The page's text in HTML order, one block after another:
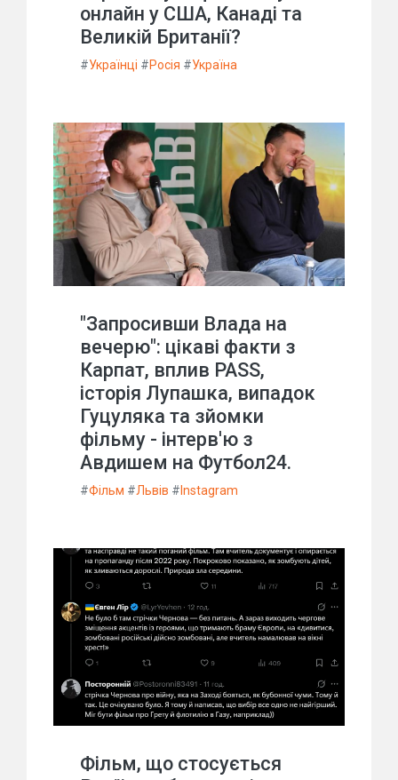
онлайн у США, Канаді та
Великій Британії?
#Українці #Росія #Україна
"Запросивши Влада на
вечерю": цікаві факти з
Карпат, вплив PASS,
історія Лупашка, випадок
Гуцуляка та зйомки
фільму - інтерв'ю з
Авдишем на Футбол24.
#Фільм #Львів # Instagram
Фільм, що стосується